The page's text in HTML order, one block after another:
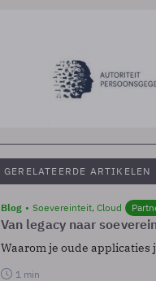
GERELATEERDE ARTIKELEN
Blog Soevereinteit, Cloud
Van legacy naar
Waarom je oude applicaties
1 min